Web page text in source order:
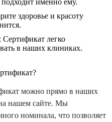
здоровье и красоту
Сертификат легко
в наших клиниках.
можно прямо в наших
нашем сайте. Мы
номинала, что позволяет